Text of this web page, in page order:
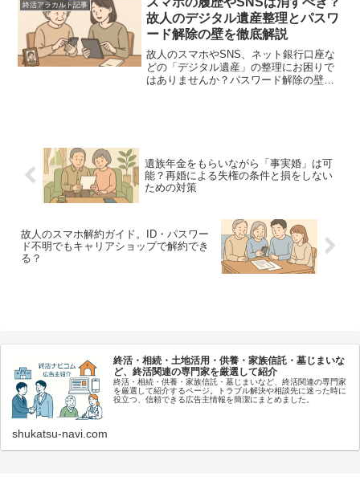
も紹介します。
終活アラカルト記事
故人のデジタル遺産整理とパスワ
ード解除の壁を徹底解説
故人のスマホやSNS、ネット銀行口座な
どの「デジタル遺産」の整理にお困りで
はありませんか？パスワード解除の壁か
遺族年金をもらいながら「事実婚」は可
能？再婚による失権の条件と損をしない
ための対策
故人のスマホ解約ガイド。ID・パスワー
ド不明でもキャリアショップで解約でき
る？
終活・相続・土地活用・供養・家族信託・墓じまいな
ど、終活関連の専門家を厳選して紹介
終活・相続・供養・家族信託・墓じまいなど、終活関連の専門家
を厳選して紹介するページ。トラブル解決や相談先に迷った時に
役立つ、信頼できる広告主情報を簡潔にまとめました。
shukatsu-navi.com